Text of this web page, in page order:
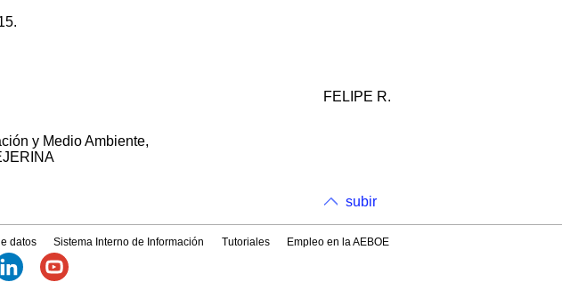
FELIPE R.
y Medio Ambiente,
subir
datos Sistema Interno de Información Tutoriales Empleo en la AEBOE